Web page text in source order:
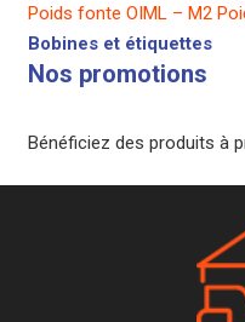
Poids fonte OIML – M2
Bobines et étiquettes
Nos promotions
Bénéficiez des produits à